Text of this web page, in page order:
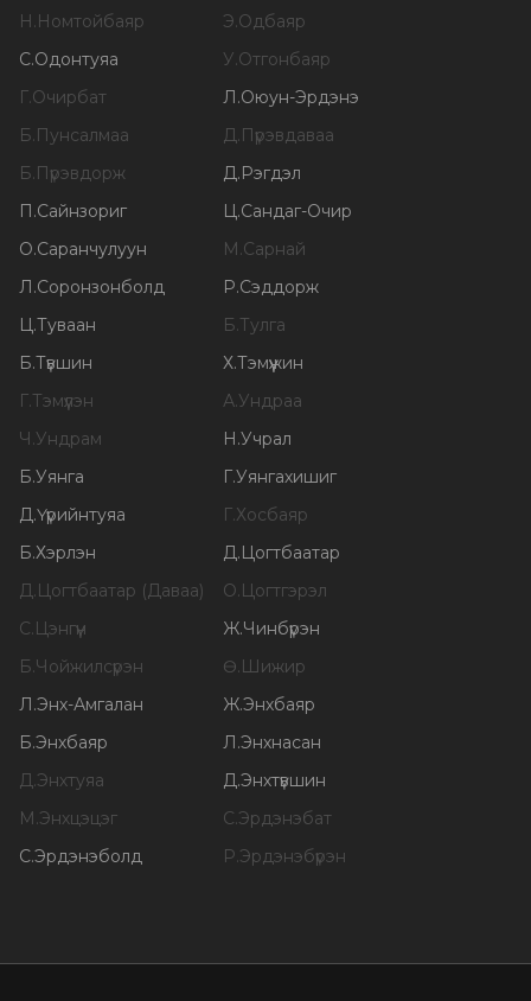
Н.Номтойбаяр Э.Одбаяр
С.Одонтуяа У.Отгонбаяр
Г.Очирбат Л.Оюун-Эрдэнэ
Б.Пунсалмаа Д.Пүрэвдаваа
Б.Пүрэвдорж Д.Рэгдэл
П.Сайнзориг Ц.Сандаг-Очир
О.Саранчулуун М.Сарнай
Л.Соронзонболд Р.Сэддорж
Ц.Туваан Б.Тулга
Б.Түвшин Х.Тэмүүжин
Г.Тэмүүлэн А.Ундраа
Ч.Ундрам Н.Учрал
Б.Уянга Г.Уянгахишиг
Д.Үүрийнтуяа Г.Хосбаяр
Б.Хэрлэн Д.Цогтбаатар
Д.Цогтбаатар (Даваа) О.Цогтгэрэл
С.Цэнгүүн Ж.Чинбүрэн
Б.Чойжилсүрэн Ө.Шижир
Л.Энх-Амгалан Ж.Энхбаяр
Б.Энхбаяр Л.Энхнасан
Д.Энхтуяа Д.Энхтүвшин
М.Энхцэцэг С.Эрдэнэбат
С.Эрдэнэболд Р.Эрдэнэбүрэн